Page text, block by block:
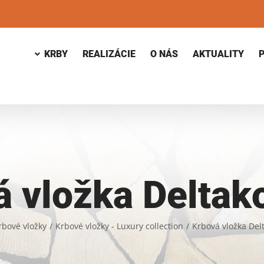
KRBY REALIZÁCIE O NÁS AKTUALITY
vložka
vložky / Krbové vložky - Luxury collection / Krbová vložka